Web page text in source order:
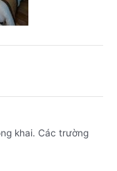
khai. Các trường